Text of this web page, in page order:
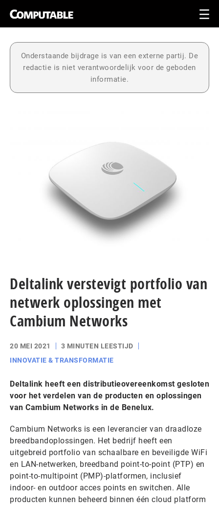
Onderstaande bijdrage is van een externe partij. De
redactie is niet verantwoordelijk voor de geboden
informatie.
Deltalink verstevigt portfolio van
netwerk oplossingen met
Cambium Networks
20 MEI 2021
3 MINUTEN LEESTIJD
INNOVATIE & TRANSFORMATIE
Deltalink heeft een distributieovereenkomst gesloten
voor het verdelen van de producten en oplossingen
van Cambium Networks in de Benelux.
Cambium Networks is een leverancier van draadloze
breedbandoplossingen. Het bedrijf heeft een
uitgebreid portfolio van schaalbare en beveiligde WiFi
en LAN-netwerken, breedband point-to-point (PTP) en
point-to-multipoint (PMP)-platformen, inclusief
indoor- en outdoor acces points en switchen. Alle
producten kunnen beheerd binnen één cloud platform